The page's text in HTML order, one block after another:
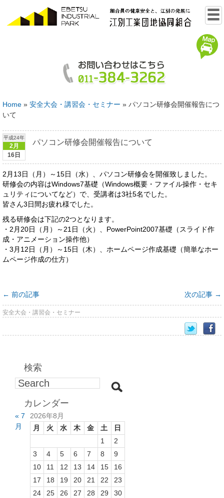
Home » 安全大会・講習会・セミナー » パソコン研修会開催報告につ
いて
平成24年
2月
16日
パソコン研修会開催報告について
2月13日（月）～15日（水）、パソコン研修会を開催致しました。
研修会の内容はWindows7基礎（Windows概要・ファイル操作・セキ
ュリティについてなど）で、受講者は3社5名でした。
皆さん3日間お疲れ様でした。
残る研修会は下記の2つとなります。
・2月20日（月）～21日（火）、PowerPoint2007基礎（スライド作
成・アニメーション操作他）
・3月12日（月）～15日（木）、ホームページ作成基礎（簡単なホー
ムページ作成の仕方）
← 前の記事 次の記事 →
安全大会・講習会・セミナー
検索
カレンダー
2026年8月
月
火 水 木 金 土
日
1
2
3
4 5 6 7 8
9
10
11 12 13 14 15
16
17
18 19 20 21 22
23
24
25 26 27 28 29
30
« 7
月